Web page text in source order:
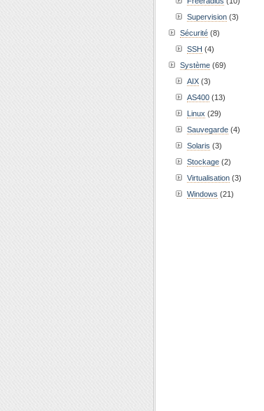
Supervision (3)
Sécurité (8)
SSH (4)
Système (69)
AIX (3)
AS400 (13)
Linux (29)
Sauvegarde (4)
Solaris (3)
Stockage (2)
Virtualisation (3)
Windows (21)